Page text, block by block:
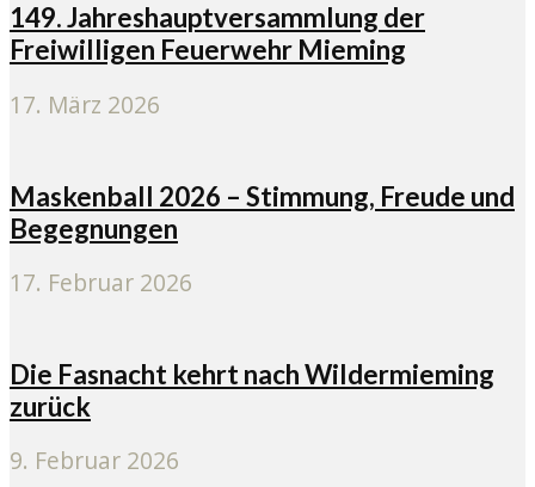
149. Jahreshauptversammlung der
Freiwilligen Feuerwehr Mieming
17. März 2026
Maskenball 2026 – Stimmung, Freude und
Begegnungen
17. Februar 2026
Die Fasnacht kehrt nach Wildermieming
zurück
9. Februar 2026